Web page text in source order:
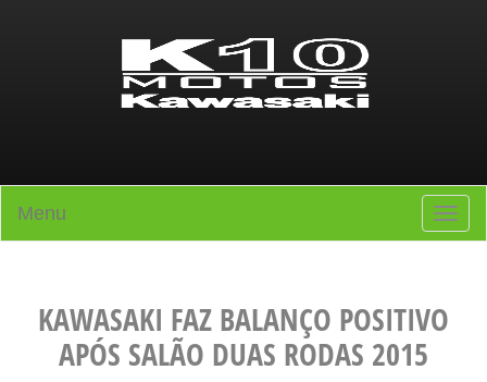
Toggle
Menu
KAWASAKI FAZ BALANÇO POSITIVO
APÓS SALÃO DUAS RODAS 2015